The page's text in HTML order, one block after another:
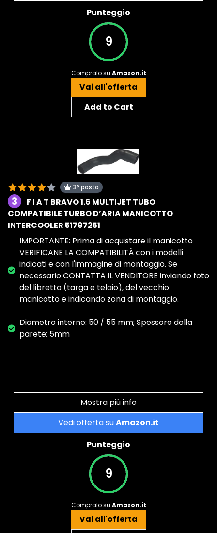
Punteggio
9
Compralo su Amazon.it
Vai all'offerta
Add to Cart
3° posto
3
F I A T BRAVO 1.6 MULTIJET TUBO
COMPATIBILE TURBO D’ARIA MANICOTTO
INTERCOOLER 51797251
IMPORTANTE: Prima di acquistare il manicotto
VERIFICANE LA COMPATIBILITÀ con i modelli
indicati e con l'immagine di montaggio. Se
necessario CONTATTA IL VENDITORE inviando foto
del libretto (targa e telaio), del vecchio
manicotto e indicando zona di montaggio.
Diametro interno: 50 / 55 mm; Spessore della
parete: 5mm
Mostra più info
Vedi offerta suAmazon.it
Punteggio
9
Compralo su Amazon.it
Vai all'offerta